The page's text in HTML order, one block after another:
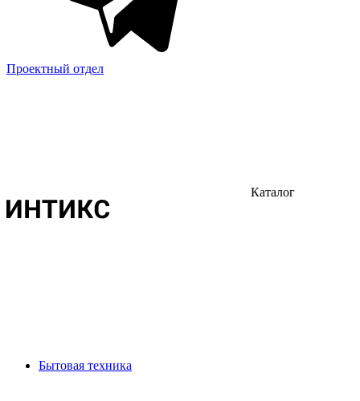
Проектный отдел
Каталог
Бытовая техника